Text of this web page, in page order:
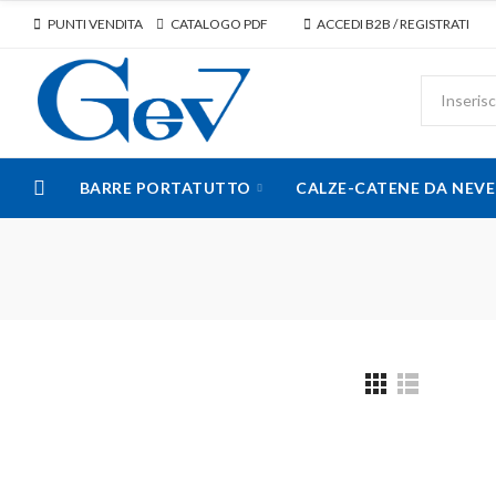
PUNTI VENDITA CATALOGO PDF ACCEDI B2B / REGISTRATI
BARRE PORTATUTTO CALZE-CATENE DA NEVE